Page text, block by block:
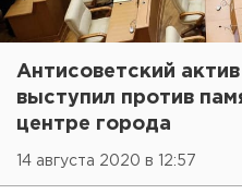
Антисоветский
выступил против
центре города
14 августа 2020 в 12:57